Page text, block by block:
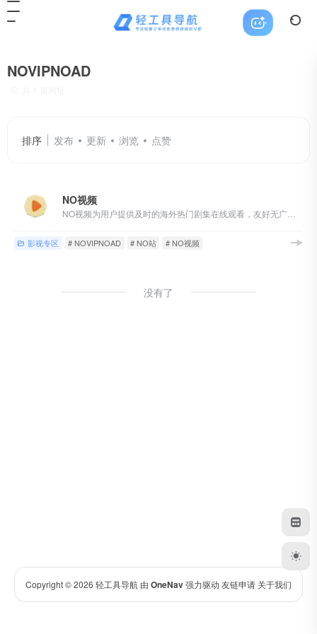
NOVIPNOAD
排序 发布 更新 浏览 点赞
NO视频
影视专区 # NOVIPNOAD # NO站 # NO视频
没有了
Copyright © 2026 轻工具导航 由 OneNav强力驱动 友链申请 关于我们